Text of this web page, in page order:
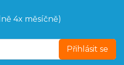
4x měsíčně)
Přihlásit se